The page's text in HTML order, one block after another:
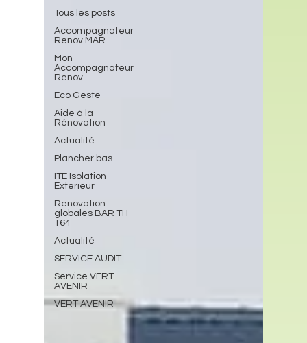
Tous les posts
Accompagnateur
Renov MAR
Mon
Accompagnateur
Renov
Eco Geste
Aide à la
Rénovation
Actualité
Plancher bas
ITE Isolation
Exterieur
Renovation
globales BAR TH
164
Actualité
SERVICE AUDIT
Service VERT
AVENIR
VERT AVENIR